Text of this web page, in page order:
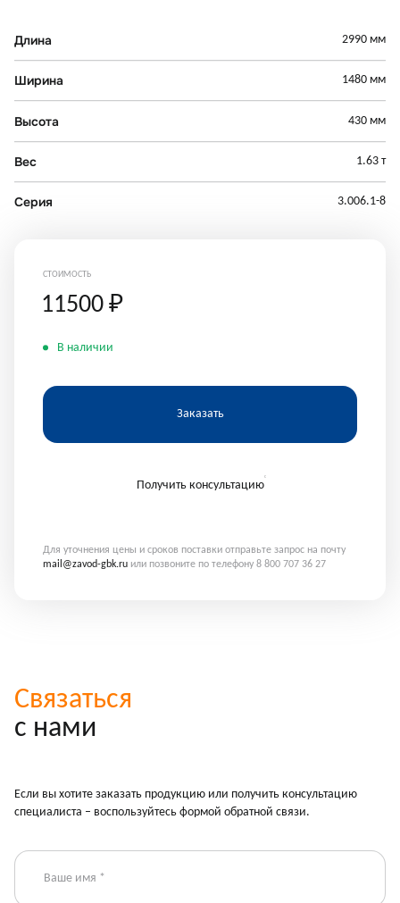
Длина 2990 мм
Ширина 1480 мм
Высота 430 мм
Вес 1.63 т
Серия 3.006.1-8
СТОИМОСТЬ
11500 ₽
В наличии
Заказать
Получить консультацию
Для уточнения цены и сроков поставки отправьте запрос на почту
mail@zavod-gbk.ru или позвоните по телефону 8 800 707 36 27
Связаться
с нами
Если вы хотите заказать продукцию или получить консультацию
специалиста – воспользуйтесь формой обратной связи.